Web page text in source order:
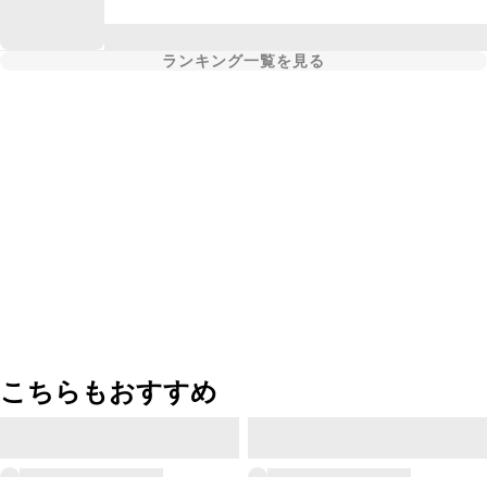
ランキング一覧を見る
こちらもおすすめ